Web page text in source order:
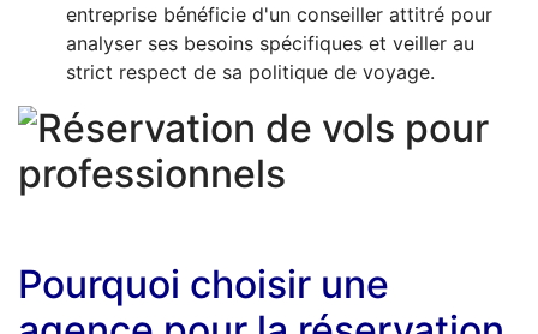
entreprise bénéficie d'un conseiller attitré pour
analyser ses besoins spécifiques et veiller au
strict respect de sa politique de voyage.
Pourquoi choisir une